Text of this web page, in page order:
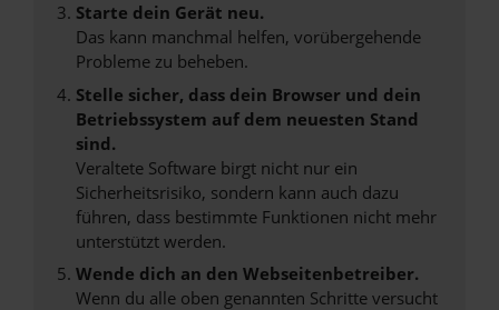
Starte dein Gerät neu.
Das kann manchmal helfen, vorübergehende
Probleme zu beheben.
Stelle sicher, dass dein Browser und dein
Betriebssystem auf dem neuesten Stand
sind.
Veraltete Software birgt nicht nur ein
Sicherheitsrisiko, sondern kann auch dazu
führen, dass bestimmte Funktionen nicht mehr
unterstützt werden.
Wende dich an den Webseitenbetreiber.
Wenn du alle oben genannten Schritte versucht